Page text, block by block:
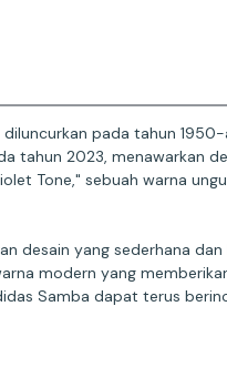
pada tahun
tahun 2023, menawarkan
Tone," sebuah warna
desain yang sederhana
modern yang
Samba dapat terus